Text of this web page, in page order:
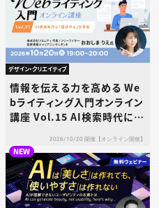
デザイン・クリエイティブ
情報を伝える力を高める We
bライティング入門オンライン
講座 Vol.15 AI検索時代に
2026/10/20 開催【オンライン開催】
NEW